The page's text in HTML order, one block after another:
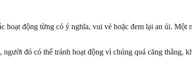
động từng có ý nghĩa, vui vẻ hoặc đem lại an ủi.
đó có thể tránh hoạt động vì chúng quá căng thẳng,